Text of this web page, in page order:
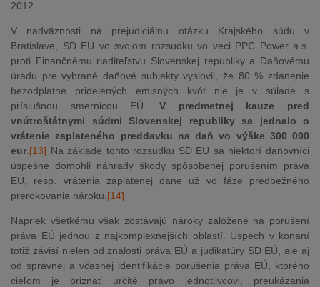
2012.
V nadväznosti na prejudiciálnu otázku Krajského súdu v
Bratislave, SD EÚ vo svojom rozsudku vo veci PPC Power a.s.
proti Finančnému riaditeľstvu Slovenskej republiky a Daňovému
úradu pre vybrané daňové subjekty vyslovil, že 80 % zdanenie
bezodplatne pridelených emisných kvót nie je v súlade s
príslušnou smernicou EÚ.
V predmetnej kauze pred
vnútroštátnymi súdmi Slovenskej republiky sa jednalo o
vrátenie zaplateného preddavku na daň vo výške 300 000
eur [13] Na základe tohto rozsudku SD EÚ sa niektorí daňovníci
úspešne domohli náhrady škody spôsobenej porušením práva
EÚ, resp. vrátenia zaplatenej dane už vo fáze predbežného
prerokovania nároku. [14]
Napriek všetkému však zostávajú nároky založené na porušení
práva EÚ jednou z najkomplexnejších oblastí. Úspech v konaní
totiž závisí nielen od znalosti práva EÚ a judikatúry SD EÚ, ale aj
od správnej a včasnej identifikácie porušenia práva EÚ, ktorého
cieľom je priznať určité právo jednotlivcovi, preukázania